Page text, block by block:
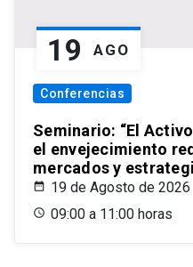
19 AGO
Conferencias
Seminario: “El
el envejecimiento
mercados y
19 de Agosto de 2026
09:00 a 11:00 horas